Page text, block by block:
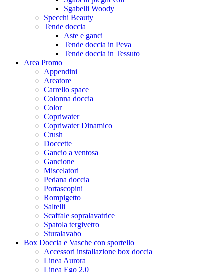
Sgabelli Woody
Specchi Beauty
Tende doccia
Aste e ganci
Tende doccia in Peva
Tende doccia in Tessuto
Area Promo
Appendini
Areatore
Carrello space
Colonna doccia
Color
Copriwater
Copriwater Dinamico
Crush
Doccette
Gancio a ventosa
Gancione
Miscelatori
Pedana doccia
Portascopini
Rompigetto
Saltelli
Scaffale sopralavatrice
Spatola tergivetro
Sturalavabo
Box Doccia e Vasche con sportello
Accessori installazione box doccia
Linea Aurora
Linea Ego 2.0